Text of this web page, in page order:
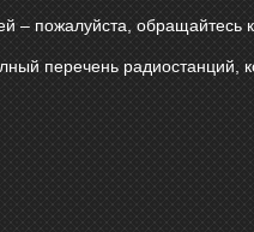
– пожалуйста, обращайтесь
перечень радиостанций,